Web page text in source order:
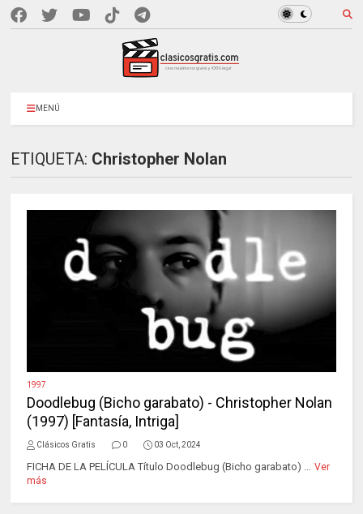
MENÚ
ETIQUETA: Christopher Nolan
1997
Doodlebug (Bicho garabato) - Christopher Nolan
(1997) [Fantasía, Intriga]
Clásicos Gratis 0 03 Oct, 2024
FICHA DE LA PELÍCULA Título Doodlebug (Bicho garabato) ... Ver
más